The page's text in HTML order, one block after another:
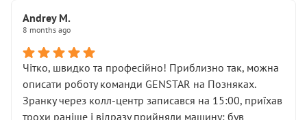
Для людини, яка хоча б трохи розуміється на техніці,
це звучить як мінімум непрофесійно, а як максимум —
спроба продати дорогий вузол замість елементарних
ущільнювачів.
Що прикро — це не перший мій візит. Раніше міняв у
вас стартер, і тоді сервіс наче справив хороше
враження. Але згодом знайшов декілька гайок під
Andrey M.
8 months ago
Чітко, швидко та професійно! Приблизно так, можна
описати роботу команди GENSTAR на Позняках.
Зранку через колл-центр записався на 15:00, приїхав
трохи раніше і відразу прийняли машину: був